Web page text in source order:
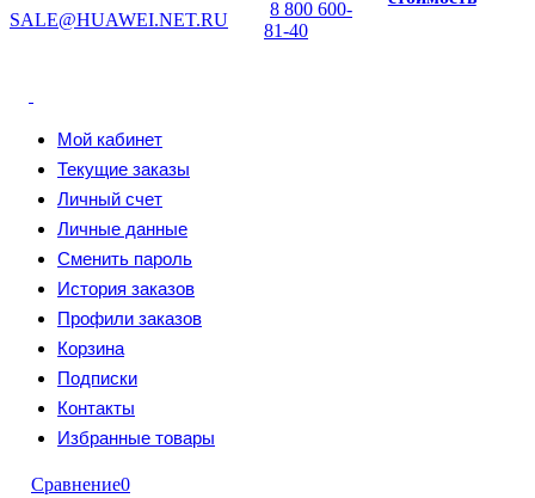
SALE@HUAWEI.NET.RU
8 800 600-
81-40
Мой кабинет
Текущие заказы
Личный счет
Личные данные
Сменить пароль
История заказов
Профили заказов
Корзина
Подписки
Контакты
Избранные товары
Сравнение0